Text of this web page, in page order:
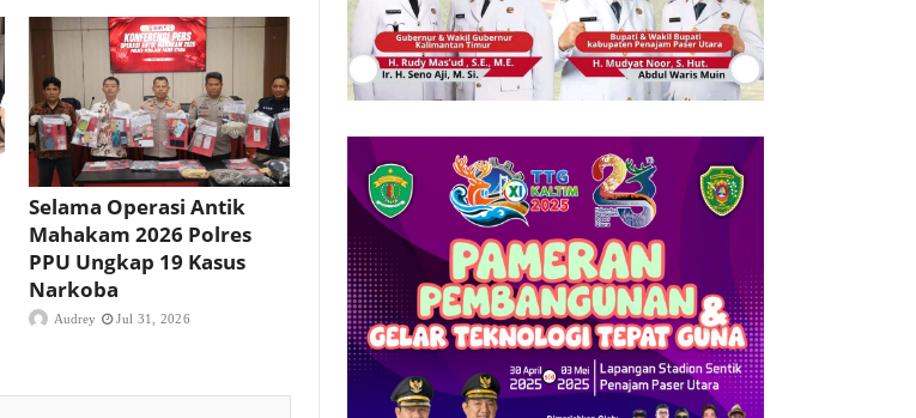
Selama Operasi Antik
Mahakam 2026 Polres
PPU Ungkap 19 Kasus
Narkoba
Audrey Jul 31, 2026